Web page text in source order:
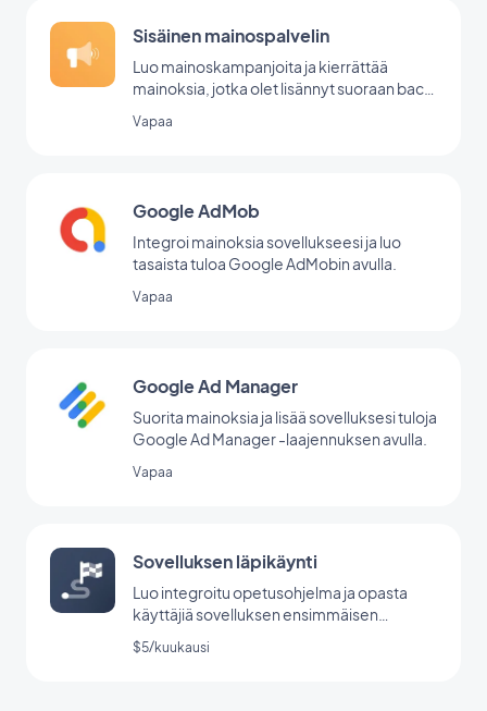
Sisäinen mainospalvelin
Luo mainoskampanjoita ja kierrättää
mainoksia, jotka olet lisännyt suoraan back
Vapaa
Google AdMob
Integroi mainoksia sovellukseesi ja luo
tasaista tuloa Google AdMobin avulla.
Vapaa
Google Ad Manager
Suorita mainoksia ja lisää sovelluksesi tuloja
Google Ad Manager -laajennuksen avulla.
Vapaa
Sovelluksen läpikäynti
Luo integroitu opetusohjelma ja opasta
käyttäjiä sovelluksen ensimmäisen
käynnistyksen aikana.
$5/kuukausi